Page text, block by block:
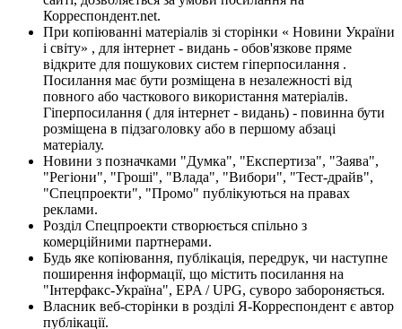
Корреспондент.net.
При копіюванні матеріалів зі сторінки « Новини України
і світу» , для інтернет - видань - обов'язкове пряме
відкрите для пошукових систем гіперпосилання .
Посилання має бути розміщена в незалежності від
повного або часткового використання матеріалів.
Гіперпосилання ( для інтернет - видань) - повинна бути
розміщена в підзаголовку або в першому абзаці
матеріалу.
Новини з позначками "Думка", "Експертиза", "Заява",
"Регіони", "Гроші", "Влада", "Вибори", "Тест-драйв",
"Спецпроекти", "Промо" публікуються на правах
реклами.
Розділ Спецпроекти створюється спільно з
комерційними партнерами.
Будь яке копіювання, публікація, передрук, чи наступне
поширення інформації, що містить посилання на
"Інтерфакс-Україна", EPA / UPG, суворо забороняється.
Власник веб-сторінки в розділі Я-Корреспондент є автор
публікації.